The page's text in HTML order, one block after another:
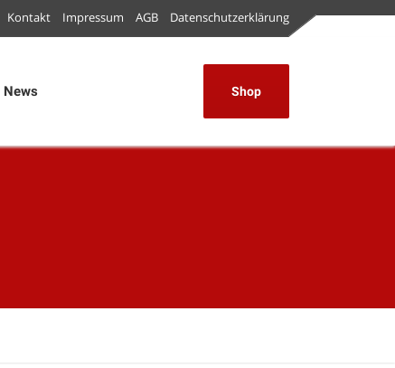
Kontakt Impressum AGB Datenschutzerklärung
News Shop